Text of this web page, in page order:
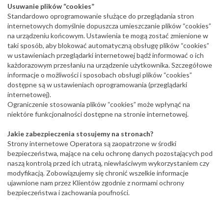
Usuwanie plików “cookies”
Standardowo oprogramowanie służące do przeglądania stron
internetowych domyślnie dopuszcza umieszczanie plików “cookies”
na urządzeniu końcowym. Ustawienia te mogą zostać zmienione w
taki sposób, aby blokować automatyczną obsługę plików “cookies”
w ustawieniach przeglądarki internetowej bądź informować o ich
każdorazowym przesłaniu na urządzenie użytkownika. Szczegółowe
informacje o możliwości i sposobach obsługi plików “cookies”
dostępne są w ustawieniach oprogramowania (przeglądarki
internetowej).
Ograniczenie stosowania plików “cookies” może wpłynąć na
niektóre funkcjonalności dostępne na stronie internetowej.
Jakie zabezpieczenia stosujemy na stronach?
Strony internetowe Operatora są zaopatrzone w środki
bezpieczeństwa, mające na celu ochronę danych pozostających pod
naszą kontrolą przed ich utratą, niewłaściwym wykorzystaniem czy
modyfikacją. Zobowiązujemy się chronić wszelkie informacje
ujawnione nam przez Klientów zgodnie z normami ochrony
bezpieczeństwa i zachowania poufności.